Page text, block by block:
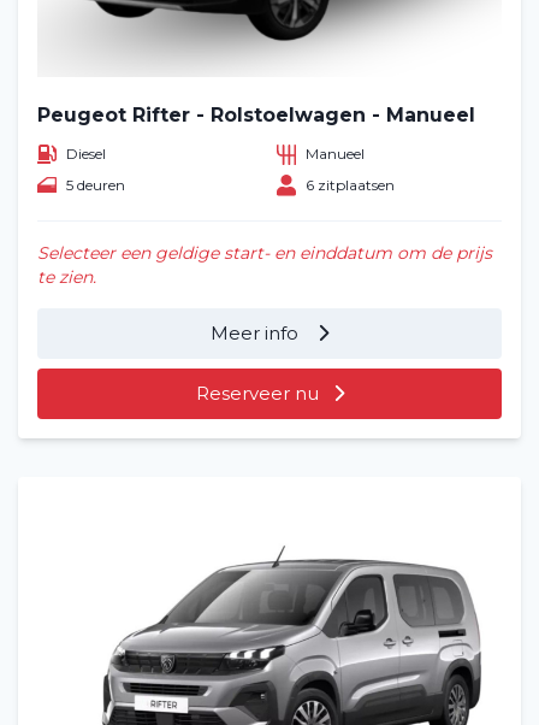
Peugeot Rifter - Rolstoelwagen - Manueel
Diesel
Manueel
5 deuren
6 zitplaatsen
Selecteer een geldige start- en einddatum om de prijs
te zien.
Meer info
Reserveer nu